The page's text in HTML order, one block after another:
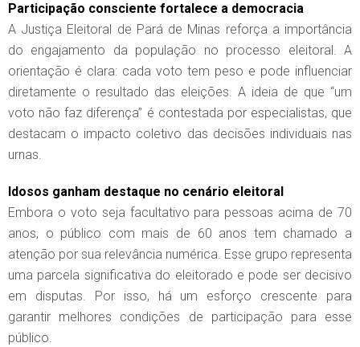
Participação consciente fortalece a democracia
A Justiça Eleitoral de Pará de Minas reforça a importância
do engajamento da população no processo eleitoral. A
orientação é clara: cada voto tem peso e pode influenciar
diretamente o resultado das eleições. A ideia de que “um
voto não faz diferença” é contestada por especialistas, que
destacam o impacto coletivo das decisões individuais nas
urnas.
Idosos ganham destaque no cenário eleitoral
Embora o voto seja facultativo para pessoas acima de 70
anos, o público com mais de 60 anos tem chamado a
atenção por sua relevância numérica. Esse grupo representa
uma parcela significativa do eleitorado e pode ser decisivo
em disputas. Por isso, há um esforço crescente para
garantir melhores condições de participação para esse
público.